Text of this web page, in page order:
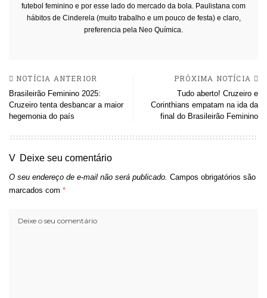
futebol feminino e por esse lado do mercado da bola. Paulistana com
hábitos de Cinderela (muito trabalho e um pouco de festa) e claro,
preferencia pela Neo Química.
NOTÍCIA ANTERIOR
Brasileirão Feminino 2025:
Cruzeiro tenta desbancar a maior
hegemonia do país
PRÓXIMA NOTÍCIA
Tudo aberto! Cruzeiro e
Corinthians empatam na ida da
final do Brasileirão Feminino
Deixe seu comentário
O seu endereço de e-mail não será publicado. Campos obrigatórios são
marcados com *